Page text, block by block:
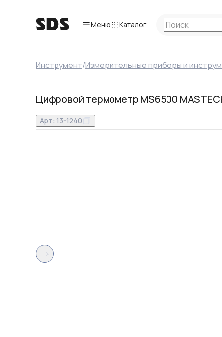
Меню Каталог
Инструмент/Измерительные приборы и
Цифровой термометр MS6500
Арт: 13-1240